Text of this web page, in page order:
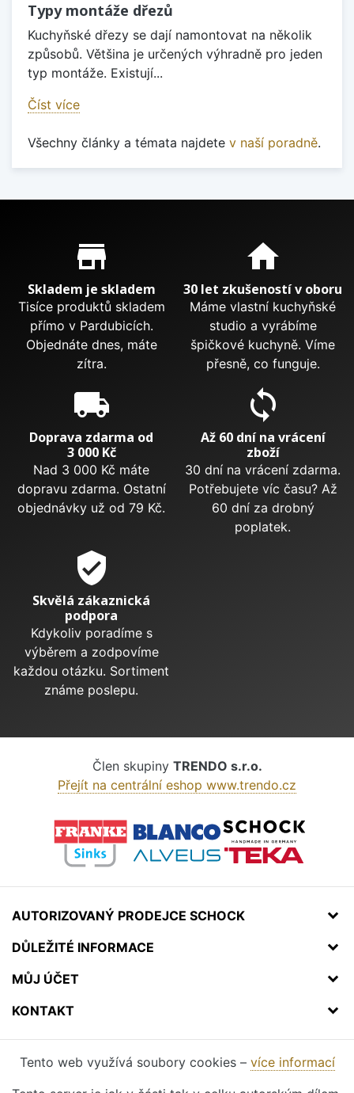
Typy montáže dřezů
Kuchyňské dřezy se dají namontovat na několik
způsobů. Většina je určených výhradně pro jeden
typ montáže. Existují...
Číst více
Všechny články a témata najdete v naší poradně.
Proč nakupovat u nás?
store_mall_directory
Skladem je skladem
Tisíce produktů skladem
přímo v Pardubicích.
Objednáte dnes, máte
zítra.
home
30 let zkušeností v oboru
Máme vlastní kuchyňské
studio a vyrábíme
špičkové kuchyně. Víme
přesně, co funguje.
local_shipping
Doprava zdarma od
3 000 Kč
Nad 3 000 Kč máte
dopravu zdarma. Ostatní
objednávky už od 79 Kč.
sync
Až 60 dní na vrácení
zboží
30 dní na vrácení zdarma.
Potřebujete víc času? Až
60 dní za drobný
poplatek.
verified_user
Skvělá zákaznická
podpora
Kdykoliv poradíme s
výběrem a zodpovíme
každou otázku. Sortiment
známe poslepu.
Člen skupiny TRENDO s.r.o.
Přejít na centrální eshop www.trendo.cz
AUTORIZOVANÝ PRODEJCE SCHOCK
DŮLEŽITÉ INFORMACE
MŮJ ÚČET
KONTAKT
Tento web využívá soubory cookies – více informací